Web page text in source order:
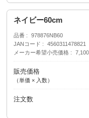
ネイビー60cm
品番
978876NB60
JANコード
4560311478821
メーカー希望小売価格
販売価格
（単価 × 入数）
注文数